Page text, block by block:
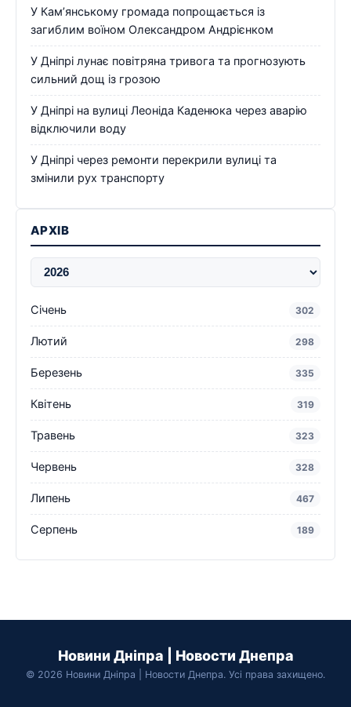
У Кам’янському громада попрощається із
загиблим воїном Олександром Андрієнком
У Дніпрі лунає повітряна тривога та прогнозують
сильний дощ із грозою
У Дніпрі на вулиці Леоніда Каденюка через аварію
відключили воду
У Дніпрі через ремонти перекрили вулиці та
змінили рух транспорту
АРХІВ
Січень 302
Лютий 298
Березень 335
Квітень 319
Травень 323
Червень 328
Липень 467
Серпень 189
Новини Дніпра | Новости Днепра
© 2026 Новини Дніпра | Новости Днепра. Усі права захищено.